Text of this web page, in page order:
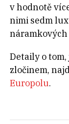
v hodnotě
nimi sedm
Detaily o
zločinem,
Europolu.